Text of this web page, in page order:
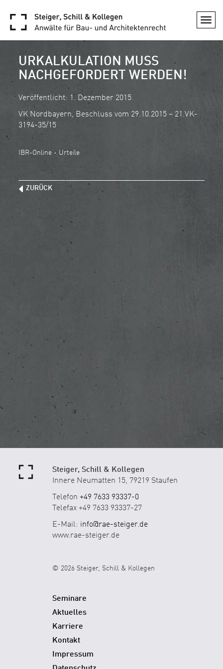
URKALKULATION MUSS
NACHGEFORDERT WERDEN!
Veröffentlicht: 1. Dezember 2015
VK Nordbayern, Beschluss vom 29.10.2015 – 21.VK-
3194-35/15
IBR-Online - Urteile
ZURÜCK
Steiger, Schill & Kollegen
Innere Neumatten 15, 79219 Staufen
Telefon +49 7633 93337-0
Telefax +49 7633 93337-27
E-Mail: info@rae-steiger.de
www.rae-steiger.de
© 2026 Steiger, Schill & Kollegen
Seminare
Aktuelles
Karriere
Kontakt
Impressum